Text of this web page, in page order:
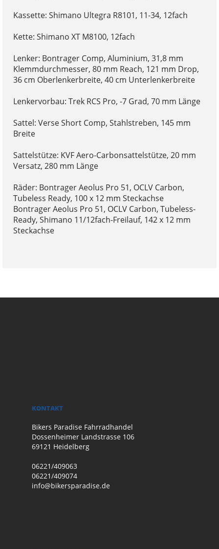
Kassette: Shimano Ultegra R8101, 11-34, 12fach
Kette: Shimano XT M8100, 12fach
Lenker: Bontrager Comp, Aluminium, 31,8 mm
Klemmdurchmesser, 80 mm Reach, 121 mm Drop,
36 cm Oberlenkerbreite, 40 cm Unterlenkerbreite
Lenkervorbau: Trek RCS Pro, -7 Grad, 70 mm Länge
Sattel: Verse Short Comp, Stahlstreben, 145 mm
Breite
Sattelstütze: KVF Aero-Carbonsattelstütze, 20 mm
Versatz, 280 mm Länge
Räder: Bontrager Aeolus Pro 51, OCLV Carbon,
Tubeless Ready, 100 x 12 mm Steckachse
Bontrager Aeolus Pro 51, OCLV Carbon, Tubeless-
Ready, Shimano 11/12fach-Freilauf, 142 x 12 mm
Steckachse
KONTAKT
Bikers Paradise Fahrradhandel
Dossenheimer Landstrasse 106
69121 Heidelberg
06221/409063
06221/409074
info@bikersparadise.de